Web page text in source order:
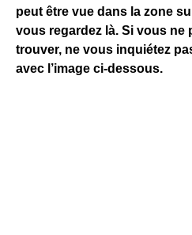
peut être vue dans la zone
vous regardez là. Si vous ne
trouver, ne vous inquiétez
avec l’image ci-dessous.